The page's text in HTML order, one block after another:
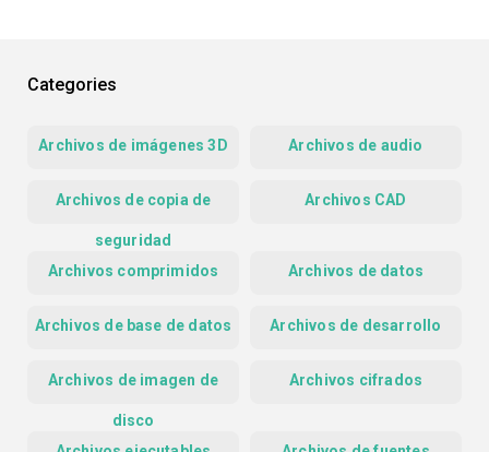
Categories
Archivos de imágenes 3D Archivos de audio
Archivos de copia de
seguridad
Archivos CAD
Archivos comprimidos Archivos de datos
Archivos de base de datos Archivos de desarrollo
Archivos de imagen de
disco
Archivos cifrados